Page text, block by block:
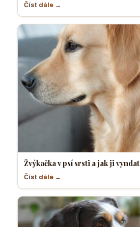
Číst dále →
Žvýkačka v psí srsti a jak ji vyndat
Číst dále →